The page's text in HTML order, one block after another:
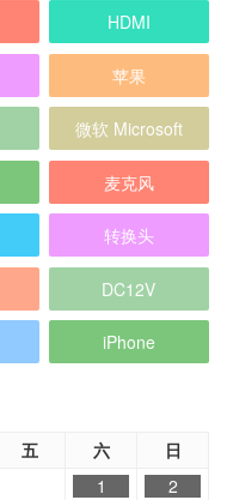
HDMI
苹果
微软 Microsoft
麦克风
转换头
DC12V
iPhone
五 六 日
1
2